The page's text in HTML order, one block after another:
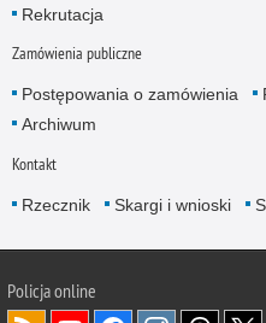
Rekrutacja
Zamówienia publiczne
Postępowania o zamówienia
Archiwum
Kontakt
Rzecznik Skargi i wnioski
Policjaonline